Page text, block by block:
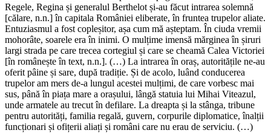
Regele, Regina și generalul Berthelot și-au făcut intrarea solemnă
[călare, n.n.] în capitala României eliberate, în fruntea trupelor aliate.
Entuziasmul a fost copleșitor, așa cum mă așteptam. În ciuda vremii
mohorâte, soarele era în inimi. O mulțime imensă mărginea în șiruri
largi strada pe care trecea cortegiul și care se cheamă Calea Victoriei
[în românește în text, n.n.]. (…) La intrarea în oraș, autoritățile ne-au
oferit pâine și sare, după tradiție. Și de acolo, luând conducerea
trupelor am mers de-a lungul acestei mulțimi, de care vorbesc mai
sus, până în piața mare a orașului, lângă statuia lui Mihai Viteazul,
unde armatele au trecut în defilare. La dreapta și la stânga, tribune
pentru autorități, familia regală, guvern, corpurile diplomatice, înalții
funcționari și ofițerii aliați și români care nu erau de serviciu. (…)